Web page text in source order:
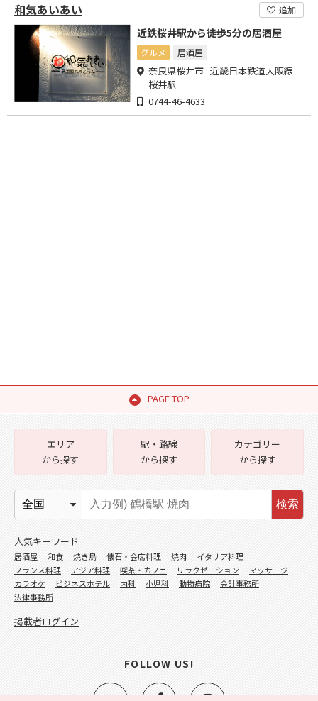
和気あいあい 追加
近鉄桜井駅から徒歩5分の居酒屋
グルメ 居酒屋
奈良県桜井市 近畿日本鉄道大阪線
桜井駅
0744-46-4633
PAGE TOP
エリア
から探す
駅・路線
から探す
カテゴリー
から探す
検索
人気キーワード
居酒屋 和食 焼き鳥 懐石・会席料理 焼肉
イタリア料理
フランス料理
アジア料理 喫茶・カフェ リラクゼーション
マッサージ
カラオケ
ビジネスホテル 内科 小児科 動物病院
会計事務所
法律事務所
掲載者ログイン
FOLLOW US!